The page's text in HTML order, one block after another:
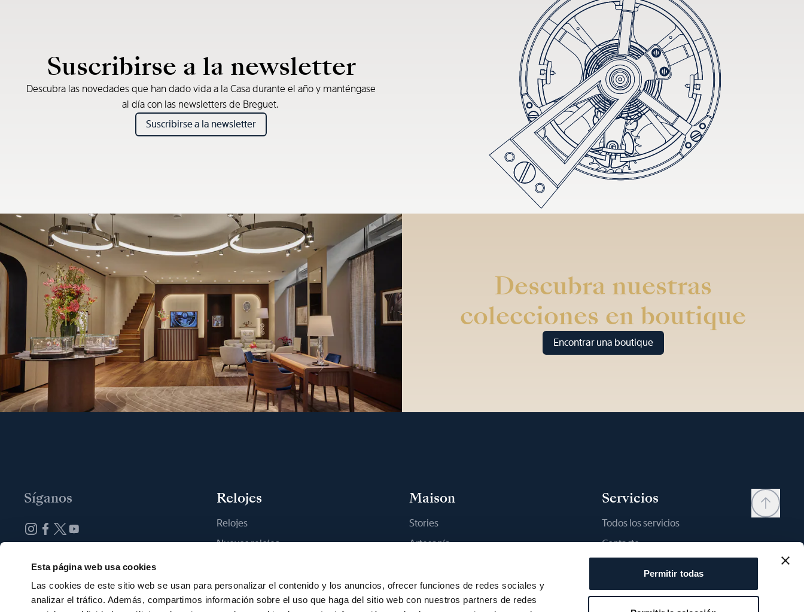
Esta página web usa cookies
Las cookies de este sitio web se usan para personalizar el contenido y los anuncios, ofrecer funciones de redes sociales y
analizar el tráfico. Además, compartimos información sobre el uso que haga del sitio web con nuestros partners de redes
Permitir todas
Suscribirse a la newsletter
Descubra las novedades que han dado vida a la Casa durante el año y manténgase
al día con las newsletters de Breguet.
Suscribirse a la newsletter
Descubra nuestras
colecciones en boutique
Encontrar una boutique
Síganos Relojes
Relojes
Nuevos relojes
Maison
Stories
Artesanía
Sostenibilidad
Empleo
Servicios
Todos los servicios
Contacto